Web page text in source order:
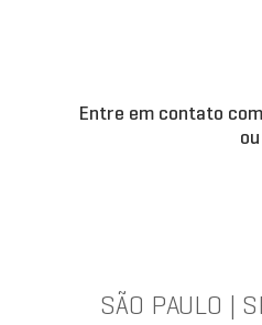
Theo Abreu
OABRJ sobre
SÃO PAULO |
Entre em contato